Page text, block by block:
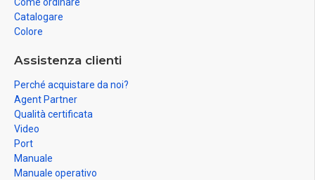
Catalogare
Colore
Assistenza clienti
Perché acquistare da noi?
Agent Partner
Qualità certificata
Video
Port
Manuale
Manuale operativo